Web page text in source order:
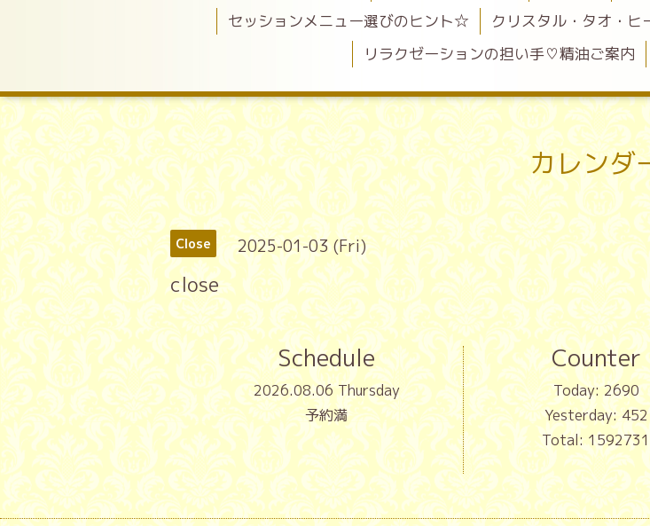
セッションメニュー選びのヒント☆
クリスタル・タオ・ヒ
リラクゼーションの担い手♡精油ご案内
カレンダ
Close 2025-01-03 (Fri)
close
Schedule
2026.08.06 Thursday
予約満
Counter
Today:2690
Yesterday:452
Total:1592731